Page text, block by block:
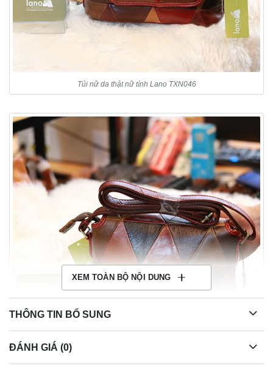
Túi nữ da thật nữ tính Lano TXN046
XEM TOÀN BỘ NỘI DUNG
THÔNG TIN BỔ SUNG
ĐÁNH GIÁ (0)